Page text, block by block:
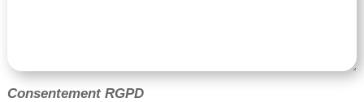
Consentement RGPD